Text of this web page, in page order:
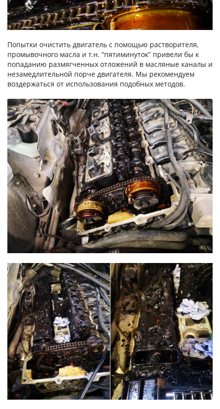
Попытки очистить двигатель с помощью растворителя,
промывочного масла и т.н. “пятиминуток” привели бы к
попаданию размягченных отложений в масляные каналы и
незамедлительной порче двигателя. Мы рекомендуем
воздержаться от использования подобных методов.